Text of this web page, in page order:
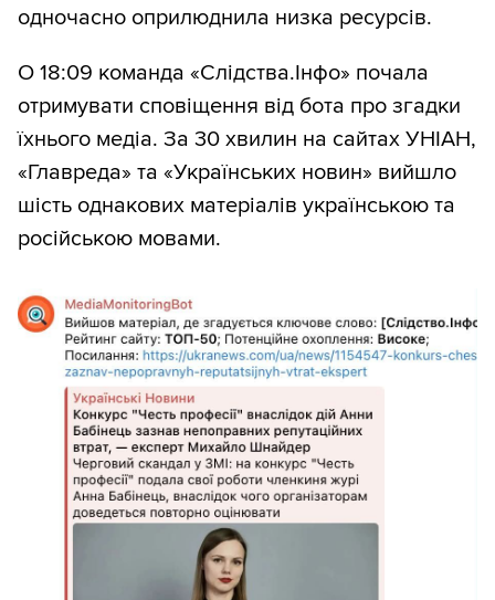
одночасно оприлюднила низка ресурсів.
О 18:09 команда «Слідства.Інфо» почала
отримувати сповіщення від бота про згадки
їхнього медіа. За 30 хвилин на сайтах УНІАН,
«Главреда» та «Українських новин» вийшло
шість однакових матеріалів українською та
російською мовами.